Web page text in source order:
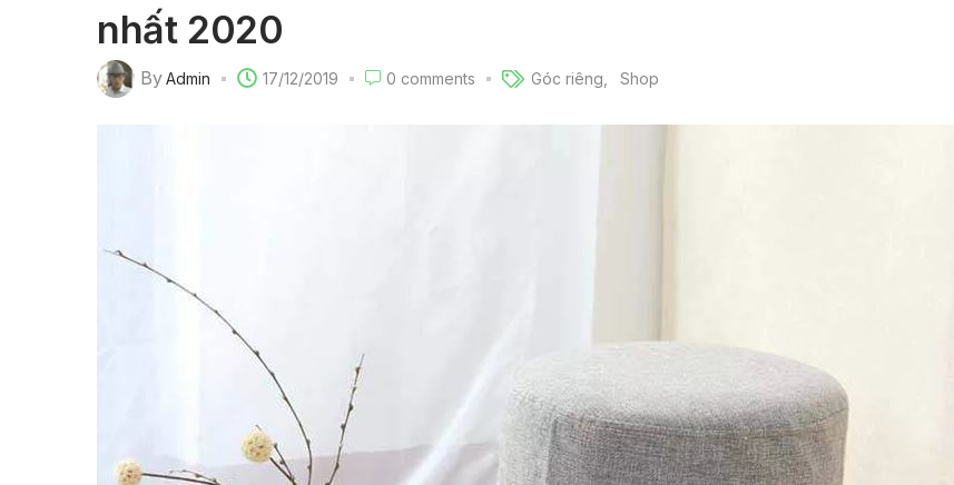
nhất 2020
ByAdmin 17/12/2019 0 comments Góc riêng Shop